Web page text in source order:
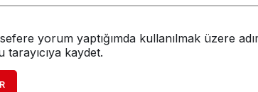
yorum yaptığımda kullanılmak üzere
tarayıcıya kaydet.